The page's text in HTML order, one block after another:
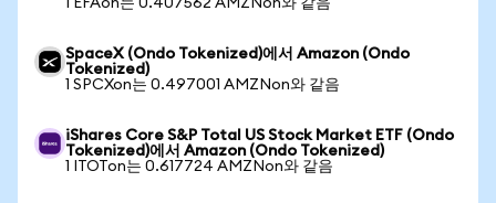
1 EFAon는 0.407562 AMZNon와 같음
SpaceX (Ondo Tokenized)에서 Amazon (Ondo
Tokenized)
1 SPCXon는 0.497001 AMZNon와 같음
iShares Core S&P Total US Stock Market ETF (Ondo
Tokenized)에서 Amazon (Ondo Tokenized)
1 ITOTon는 0.617724 AMZNon와 같음